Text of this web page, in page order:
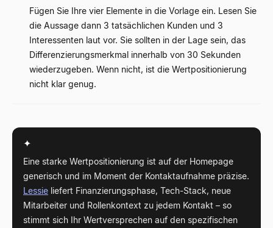
Fügen Sie Ihre vier Elemente in die Vorlage ein. Lesen Sie
die Aussage dann 3 tatsächlichen Kunden und 3
Interessenten laut vor. Sie sollten in der Lage sein, das
Differenzierungsmerkmal innerhalb von 30 Sekunden
wiederzugeben. Wenn nicht, ist die Wertpositionierung
nicht klar genug.
✦
Eine starke Wertpositionierung ist auf der Homepage
generisch und im Moment der Kontaktaufnahme präzise.
Lessie liefert Finanzierungsphase, Tech-Stack, neue
Mitarbeiter und Rollenkontext zu jedem Kontakt – so
stimmt sich Ihr Wertversprechen auf den spezifischen